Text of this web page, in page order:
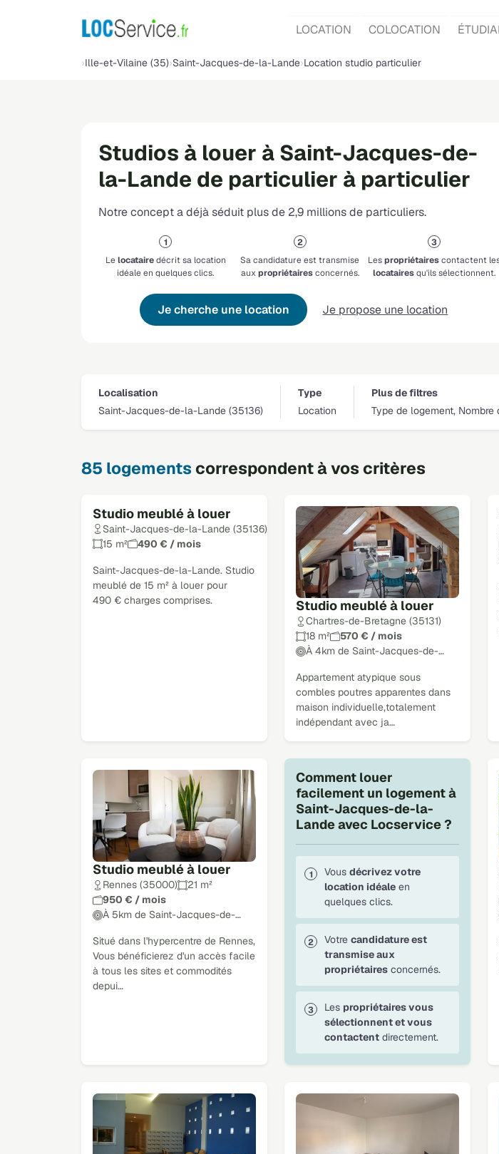
LOCATION COLOCATION
Ille-et-Vilaine (35) Saint-Jacques-de-la-Lande Location studio particulier
Studios à louer à Saint-Jacques-de-
la-Lande de particulier à particulier
Notre concept a déjà séduit plus de 2,9 millions de particuliers.
Lelocatairedécrit sa location
idéale en quelques clics.
Sa candidature est transmise
auxpropriétairesconcernés.
Lespropriétairescontactent
locatairesqu'ils sélectionnent.
Je cherche une location Je propose une location
Localisation
Saint-Jacques-de-la-Lande (35136)
Type
Location
Plus de filtres
Type de logement, Nombre
85 logements correspondent à vos critères
Studio meublé à louer
Saint-Jacques-de-la-Lande (35136)
15 m²
490 € / mois
Saint-Jacques-de-la-Lande. Studio
meublé de 15 m² à louer pour
490 € charges comprises.
Studio meublé à louer
Chartres-de-Bretagne (35131)
18 m²
570 € / mois
À 4km de Saint-Jacques-de-…
Appartement atypique sous
combles poutres apparentes dans
maison individuelle,totalement
indépendant avec ja…
Studio meublé à louer
Rennes (35000)
21 m²
950 € / mois
À 5km de Saint-Jacques-de-…
Situé dans l'hypercentre de Rennes,
Vous bénéficierez d'un accès facile
à tous les sites et commodités
depui…
Comment louer
facilement un logement à
Saint-Jacques-de-la-
Lande avec Locservice ?
Vous décrivez votre
location idéale en
quelques clics.
Votre candidature est
transmise aux
propriétaires concernés.
Les propriétaires vous
sélectionnent et vous
contactent directement.